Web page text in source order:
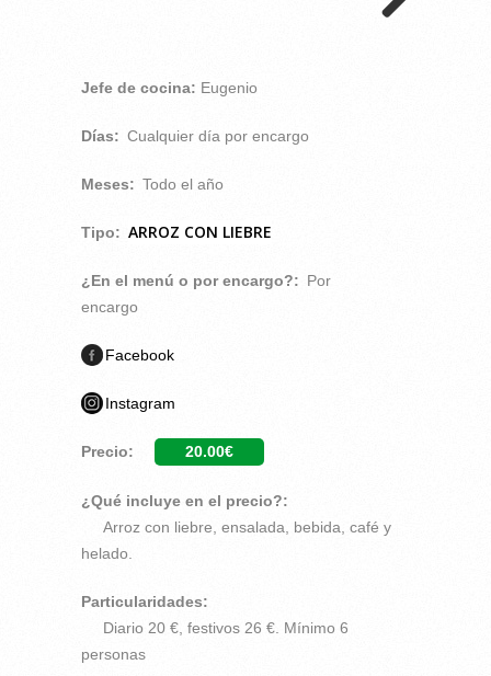
Jefe de cocina: Eugenio
Días: Cualquier día por encargo
Meses: Todo el año
Tipo: ARROZ CON LIEBRE
¿En el menú o por encargo?: Por
encargo
Facebook
Instagram
Precio: 20.00€
¿Qué incluye en el precio?:
Arroz con liebre, ensalada, bebida, café y
helado.
Particularidades:
Diario 20 €, festivos 26 €. Mínimo 6
personas